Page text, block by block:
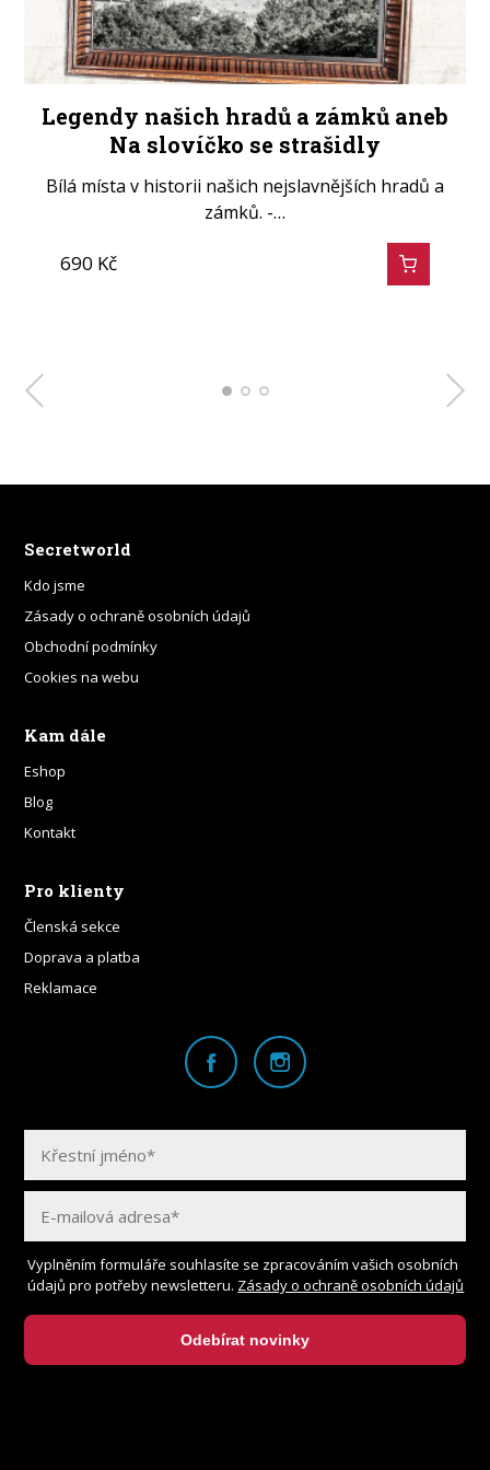
Legendy našich hradů a zámků aneb
Na slovíčko se strašidly
Bílá místa v historii našich nejslavnějších hradů a
zámků. -…
690 Kč
Kateřina z Komárova aneb Česká
čachtická paní
Život, doba a skutky Kateřiny z Komárova versus
Václav Hájek…
690 Kč
Historie psaná krví aneb Jak se dříve
soudívalo
O vrazích, loupežnících, soudcích, popravčích a katech
ve světle dávných…
690 Kč
Secretworld
Kdo jsme
Zásady o ochraně osobních údajů
Obchodní podmínky
Cookies na webu
Kam dále
Eshop
Blog
Kontakt
Pro klienty
Členská sekce
Doprava a platba
Reklamace
Vyplněním formuláře souhlasíte se zpracováním vašich osobních
údajů pro potřeby newsletteru. Zásady o ochraně osobních údajů
Odebírat novinky